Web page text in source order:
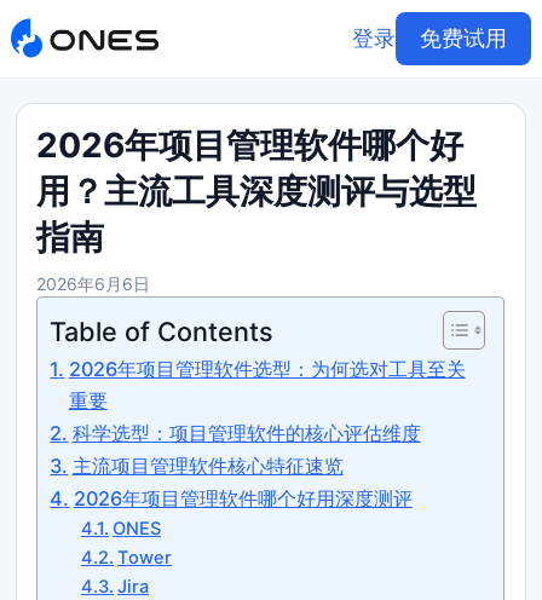
登录 免费试用
2026年项目管理软件哪个好
用？主流工具深度测评与选型
指南
2026年6月6日
Table of Contents
2026年项目管理软件选型：为何选对工具至关
重要
科学选型：项目管理软件的核心评估维度
主流项目管理软件核心特征速览
2026年项目管理软件哪个好用深度测评
ONES
Tower
Jira